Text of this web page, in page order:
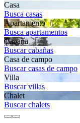
Casa
Busca casas
Apartamento
Busca apartamentos
Cabaña
Buscar cabañas
Casa de campo
Buscar casas de campo
Villa
Buscar villas
Chalet
Buscar chalets